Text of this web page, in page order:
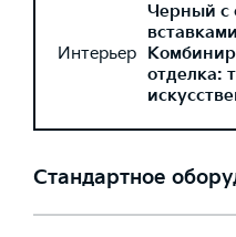
Интерьер
Черный
отделка:
Стандартное